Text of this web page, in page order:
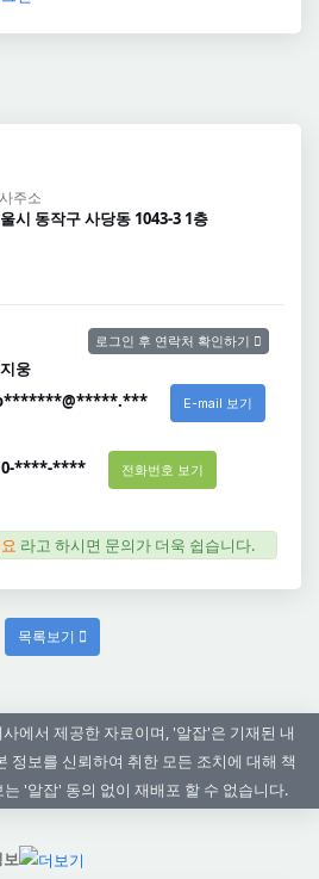
주소
시 동작구 사당동 1043-3 1층
로그인 후 연락처 확인하기
웅
E-mail 보기
****-**** 전화번호 보기
라고 하시면 문의가 더욱 쉽습니다.
목록보기
에서 제공한 자료이며, '알잡'은 기재된 내
정보를 신뢰하여 취한 모든 조치에 대해 책
'알잡' 동의 없이 재배포 할 수 없습니다.
보